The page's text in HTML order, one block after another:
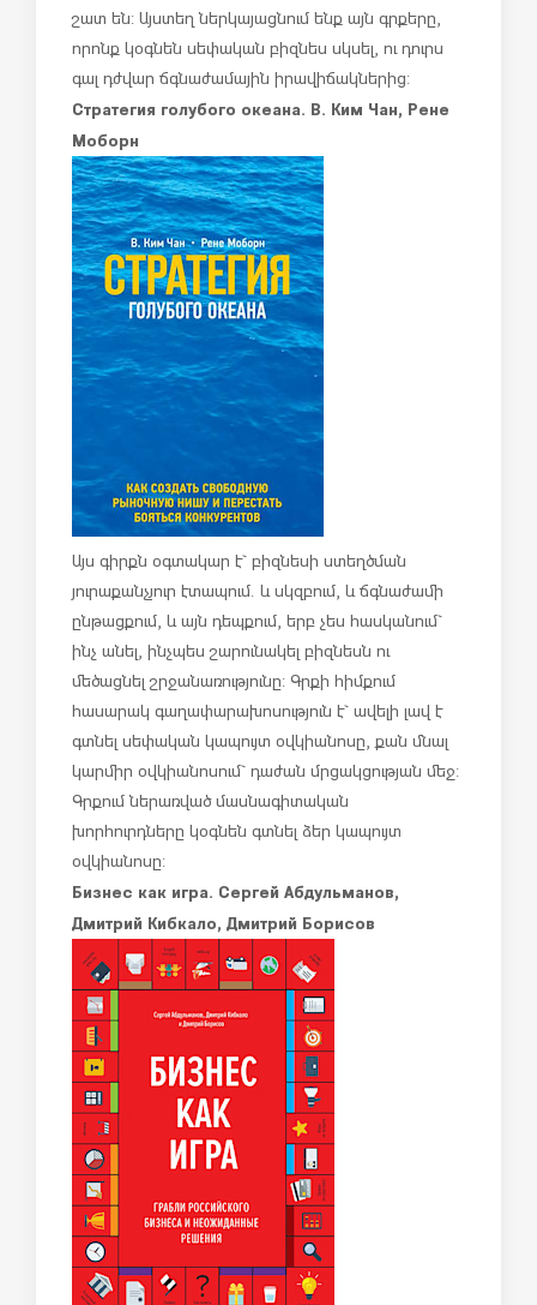
շատ են: Այստեղ ներկայացնում ենք այն գրքերը,
որոնք կօգնեն սեփական բիզնես սկսել, ու դուրս
գալ դժվար ճգնաժամային իրավիճակներից:
Стратегия голубого океана. В. Ким Чан, Рене
Моборн
Այս գիրքն օգտակար է` բիզնեսի ստեղծման
յուրաքանչյուր էտապում. և սկզբում, և ճգնաժամի
ընթացքում, և այն դեպքում, երբ չես հասկանում`
ինչ անել, ինչպես շարունակել բիզնեսն ու
մեծացնել շրջանառությունը: Գրքի հիմքում
հասարակ գաղափարախոսություն է` ավելի լավ է
գտնել սեփական կապույտ օվկիանոսը, քան մնալ
կարմիր օվկիանոսում` դաժան մրցակցության մեջ:
Գրքում ներառված մասնագիտական
խորհուրդները կօգնեն գտնել ձեր կապույտ
օվկիանոսը:
Бизнес как игра. Сергей Абдульманов,
Дмитрий Кибкало, Дмитрий Борисов